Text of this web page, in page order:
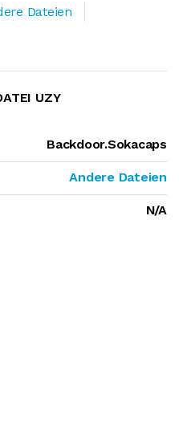
Dateien
UZY
Backdoor.Sokacaps
Andere Dateien
N/A